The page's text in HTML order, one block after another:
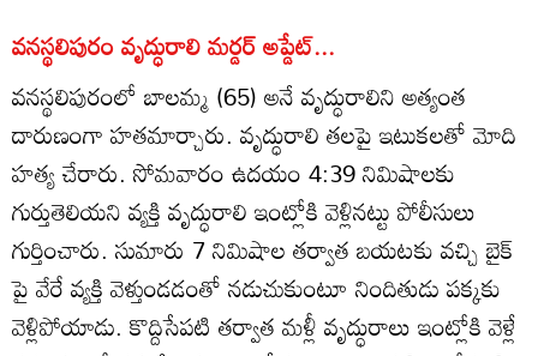
వనస్థలిపురం వృద్ధురాలి మర్డర్ అప్డేట్...
వనస్థలిపురంలో బాలమ్మ (65) అనే వృద్ధురాలిని అత్యంత
దారుణంగా హతమార్చారు. వృద్ధురాలి తలపై ఇటుకలతో మోది
హత్య చేరారు. సోమవారం ఉదయం 4:39 నిమిషాలకు
గుర్తుతెలియని వ్యక్తి వృద్ధురాలి ఇంట్లోకి వెళ్లినట్టు పోలీసులు
గుర్తించారు. సుమారు 7 నిమిషాల తర్వాత బయటకు వచ్చి బైక్
పై వేరే వ్యక్తి వెళ్తుండడంతో నడుచుకుంటూ నిందితుడు పక్కకు
వెళ్లిపోయాడు. కొద్దిసేపటి తర్వాత మళ్లీ వృద్ధురాలు ఇంట్లోకి వెళ్లే